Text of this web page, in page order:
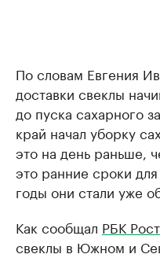
По словам Евгения
доставки свеклы
до пуска сахарного
край начал уборку
это на день раньше,
это ранние сроки
годы они стали уже
Как сообщал РБК
свеклы в Южном и